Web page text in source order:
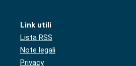
Link utili
Lista RSS
Note legali
Privacy